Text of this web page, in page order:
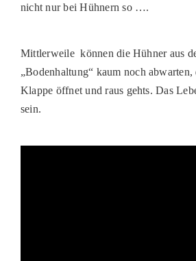
nicht nur bei Hühnern so ….
Mittlerweile können die Hühner aus
„Bodenhaltung“ kaum noch abwarten,
Klappe öffnet und raus gehts. Das
sein.